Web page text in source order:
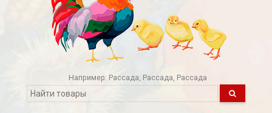
Например: Рассада Рассада Рассада